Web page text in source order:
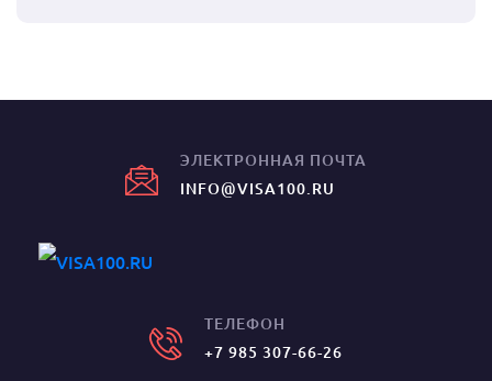
ЭЛЕКТРОННАЯ ПОЧТА
INFO@VISA100.RU
ТЕЛЕФОН
+7 985 307-66-26